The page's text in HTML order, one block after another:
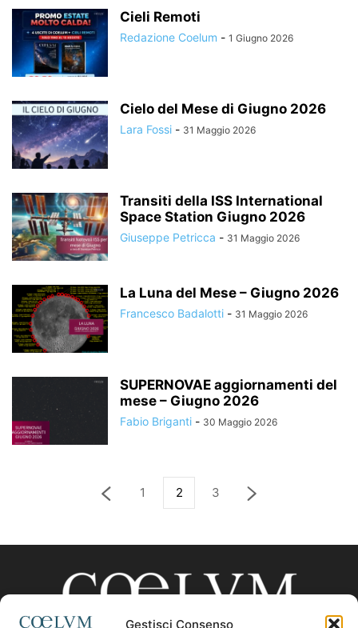
Gestisci Consenso
Cieli Remoti
Redazione Coelum - 1 Giugno 2026
Cielo del Mese di Giugno 2026
Lara Fossi - 31 Maggio 2026
Transiti della ISS International
Space Station Giugno 2026
Giuseppe Petricca - 31 Maggio 2026
La Luna del Mese – Giugno 2026
Francesco Badalotti - 31 Maggio 2026
SUPERNOVAE aggiornamenti del
mese – Giugno 2026
Fabio Briganti - 30 Maggio 2026
1 2 3